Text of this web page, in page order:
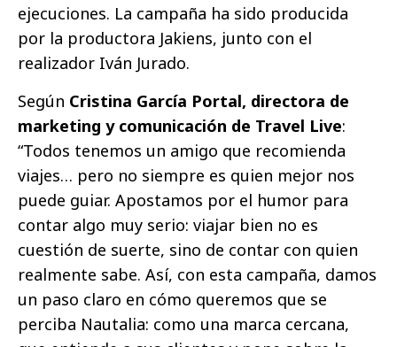
ejecuciones. La campaña ha sido producida
por la productora Jakiens, junto con el
realizador Iván Jurado.
Según Cristina García Portal, directora de
marketing y comunicación de Travel Live:
“Todos tenemos un amigo que recomienda
viajes… pero no siempre es quien mejor nos
puede guiar. Apostamos por el humor para
contar algo muy serio: viajar bien no es
cuestión de suerte, sino de contar con quien
realmente sabe. Así, con esta campaña, damos
un paso claro en cómo queremos que se
perciba Nautalia: como una marca cercana,